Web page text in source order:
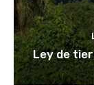
Ley de